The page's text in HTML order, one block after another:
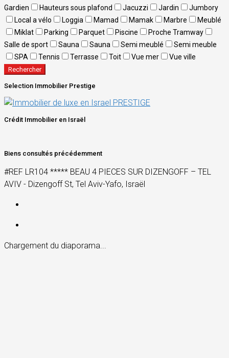
Gardien
Hauteurs sous plafond Jacuzzi Jardin
Jumbory
Local a vélo
Loggia Mamad Mamak Marbre
Meublé
Miklat
Parking Parquet Piscine
Proche Tramway
Salle de sport
Sauna Sauna Semi meublé
Semi meuble
SPA
Tennis Terrasse Toit Vue mer Vue ville
Rechercher
Selection Immobilier Prestige
Crédit Immobilier en Israël
Biens consultés précédemment
#REF LR104 ***** BEAU 4 PIECES SUR DIZENGOFF – TEL
AVIV - Dizengoff St, Tel Aviv-Yafo, Israël
Chargement du diaporama...